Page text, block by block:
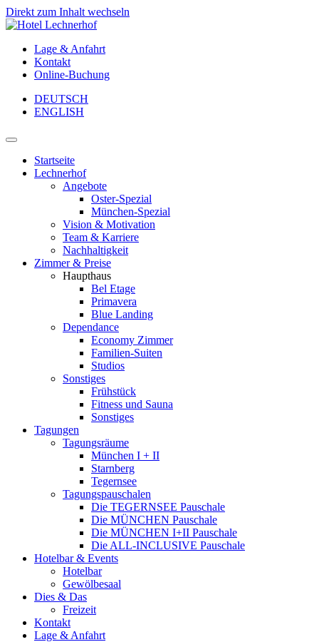
Direkt zum Inhalt wechseln
Lage & Anfahrt
Kontakt
Online-Buchung
DEUTSCH
ENGLISH
Hauptnavigation
Startseite
Lechnerhof
Angebote
Oster-Spezial
München-Spezial
Vision & Motivation
Team & Karriere
Nachhaltigkeit
Zimmer & Preise
Haupthaus
Bel Etage
Primavera
Blue Landing
Dependance
Economy Zimmer
Familien-Suiten
Studios
Sonstiges
Frühstück
Fitness und Sauna
Sonstiges
Tagungen
Tagungsräume
München I + II
Starnberg
Tegernsee
Tagungspauschalen
Die TEGERNSEE Pauschale
Die MÜNCHEN Pauschale
Die MÜNCHEN I+II Pauschale
Die ALL-INCLUSIVE Pauschale
Hotelbar & Events
Hotelbar
Gewölbesaal
Dies & Das
Freizeit
Kontakt
Lage & Anfahrt